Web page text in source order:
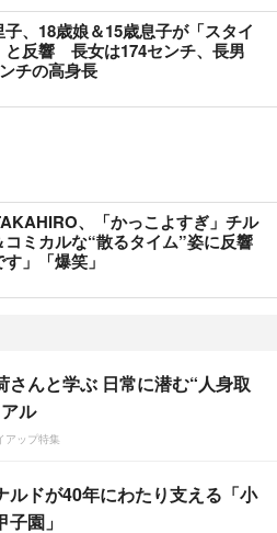
、18歳娘＆15歳息子が「スタイ
と反響 長女は174センチ、長男
チの高身長
、「かっこよすぎ」チル
コミカルな“散るタイム”姿に反響
す」「爆笑」
さんと学ぶ 日常に潜む“人身取
ル
アップ特集
ルドが40年にわたり支える「小
園」